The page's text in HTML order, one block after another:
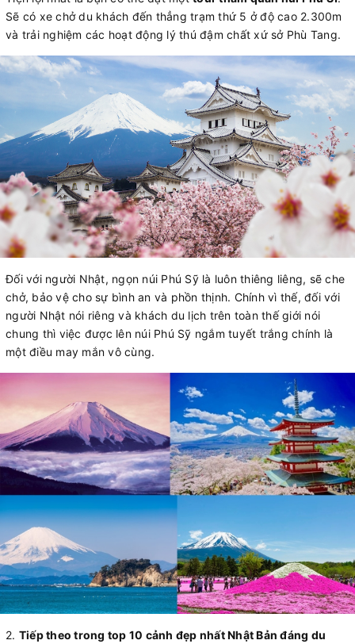
Sẽ có xe chở du khách đến thẳng trạm thứ 5 ở độ cao 2.300m
và trải nghiệm các hoạt động lý thú đậm chất xứ sở Phù Tang.
Đối với người Nhật, ngọn núi Phú Sỹ là luôn thiêng liêng, sẽ che
chở, bảo vệ cho sự bình an và phồn thịnh. Chính vì thế, đối với
người Nhật nói riêng và khách du lịch trên toàn thế giới nói
chung thì việc được lên núi Phú Sỹ ngắm tuyết trắng chính là
một điều may mắn vô cùng.
2. Tiếp theo trong top 10 cảnh đẹp nhất Nhật Bản đáng du